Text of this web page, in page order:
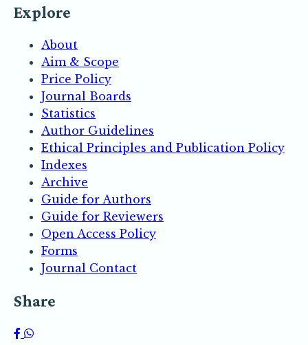
Explore
About
Aim & Scope
Price Policy
Journal Boards
Statistics
Author Guidelines
Ethical Principles and Publication Policy
Indexes
Archive
Guide for Authors
Guide for Reviewers
Open Access Policy
Forms
Journal Contact
Share